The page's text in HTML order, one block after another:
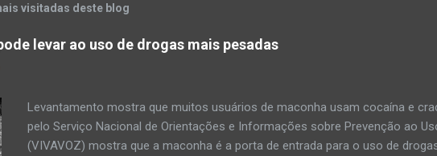
visitadas deste blog
levar ao uso de drogas mais pesadas
Levantamento mostra que muitos usuários de maconha usam cocaína e
pelo Serviço Nacional de Orientações e Informações sobre Prevenção ao
(VIVAVOZ) mostra que a maconha é a porta de entrada para o uso de